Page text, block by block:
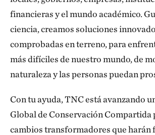
financieras y el mundo académico.
ciencia, creamos soluciones
comprobadas en terreno, para
más difíciles de nuestro mundo, de
naturaleza y las personas puedan
Con tu ayuda, TNC está avanzando
Global de Conservación Compartida
cambios transformadores que harán